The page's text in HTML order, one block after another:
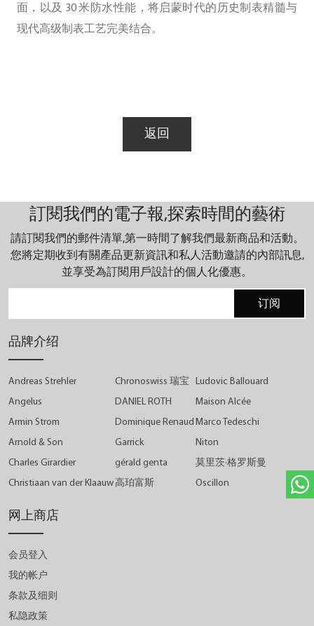
面，以及 30 米防水性能，将启蒙时代的历史制表精髓与
现代高级制表工艺完美结合。
返回
訂閱我們的電子報,探索時間的藝術
請訂閱我們的郵件清單,第一時間了解我們最新商品和活動。
您將定期收到有關產品更新資訊和私人活動邀請的內部訊息,
並享受為訂閱用戶設計的個人化優惠。
订阅
品牌介绍
Andreas Strehler
Angelus
Armin Strom
Arnold & Son
Charles Girardier
Christiaan van der Klaauw
Chronoswiss 瑞宝
DANIEL ROTH
Dominique Renaud
Garrick
gérald genta
高珀富斯
Ludovic Ballouard
Maison Alcée
Marco Tedeschi
Niton
莫里茨·格罗斯曼
Oscillon
网上商店
会员登入
我的帐户
条款及细则
私隐政策